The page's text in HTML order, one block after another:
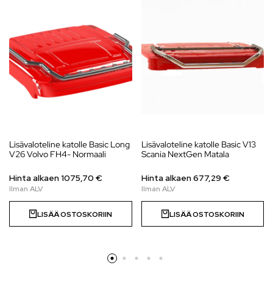
Lisävaloteline katolle Basic Long
V26 Volvo FH4- Normaali
Hinta alkaen1075,70 €
LISÄÄ OSTOSKORIIN
Lisävaloteline katolle Basic V13
Scania NextGen Matala
Hinta alkaen677,29 €
LISÄÄ OSTOSKORIIN